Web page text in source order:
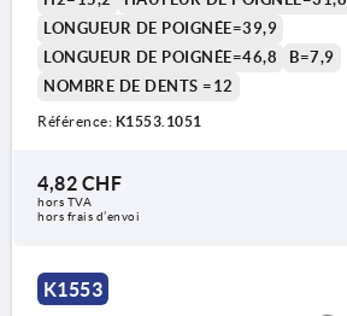
LONGUEUR DE POIGNÉE=39,9
LONGUEUR DE POIGNÉE=46,8
B=7,9
NOMBRE DE DENTS =12
Référence: K1553.1051
4,82 CHF
hors TVA
hors frais d’envoi
K1553